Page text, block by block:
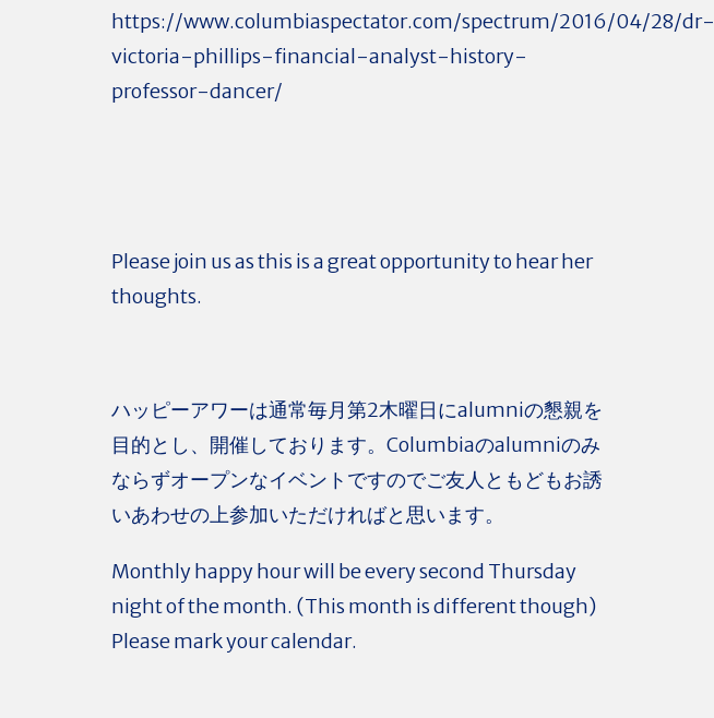
https://www.columbiaspectator.com/spectrum/2016/04/28/dr-
victoria-phillips-financial-analyst-history-
professor-dancer/
Please join us as this is a great opportunity to hear her
thoughts.
ハッピーアワーは通常毎月第2木曜日にalumniの懇親を
目的とし、開催しております。Columbiaのalumniのみ
ならずオープンなイベントですのでご友人ともどもお誘
いあわせの上参加いただければと思います。
Monthlyhappyhourwill be every second Thursday
night of the month. (This month is different though)
Please mark your calendar.